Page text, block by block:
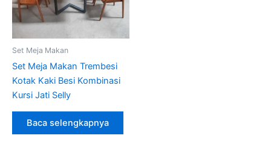
Set Meja Makan
Set Meja Makan Trembesi
Kotak Kaki Besi Kombinasi
Kursi Jati Selly
Baca selengkapnya